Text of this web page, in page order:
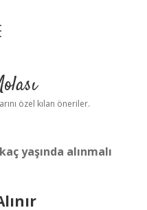
özel kılan öneriler.
yaşında alınmalı